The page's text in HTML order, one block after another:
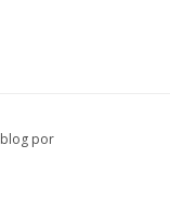
por